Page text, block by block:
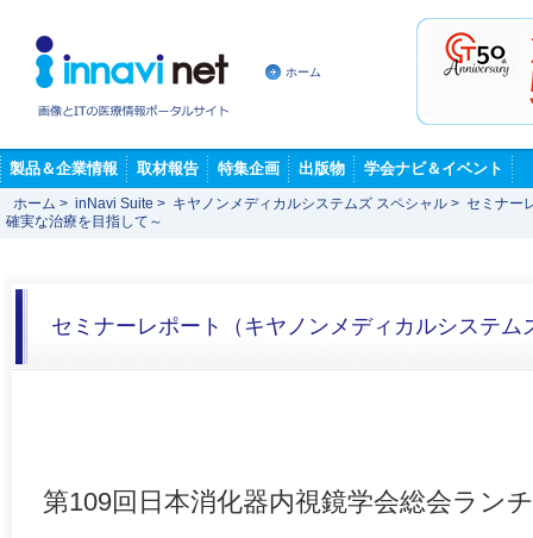
ホーム
製品＆企業情報 取材報告 特集企画 出版物 学会ナビ＆イベント
ホーム > inNavi Suite > キヤノンメディカルシステムズ スペシャル > セミナー
確実な治療を目指して～
セミナーレポート（キヤノンメディカルシステム
第109回日本消化器内視鏡学会総会ラ